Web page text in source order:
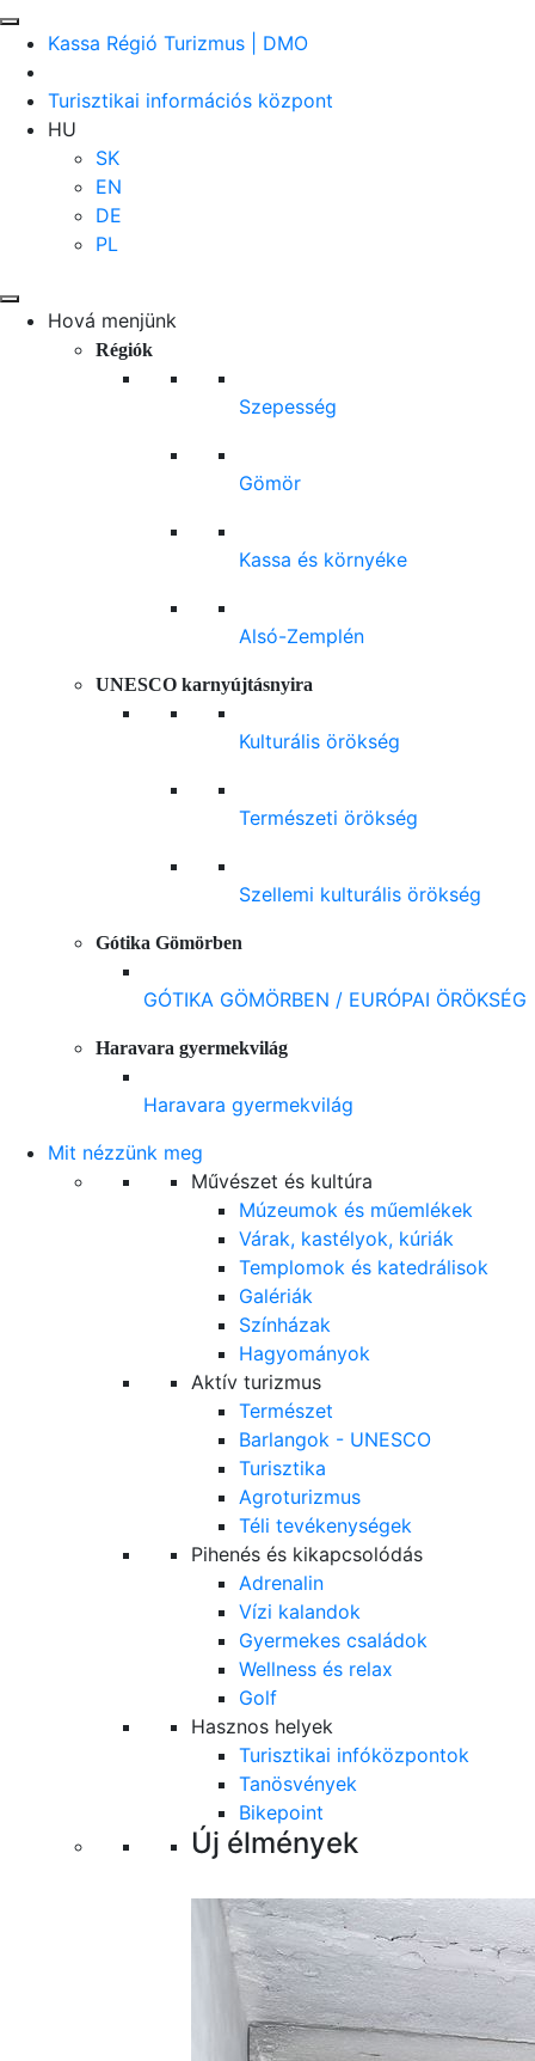
Kassa Régió Turizmus | DMO
Turisztikai információs központ
HU
SK
EN
DE
PL
Hová menjünk
Régiók
Szepesség
Gömör
Kassa és környéke
Alsó-Zemplén
UNESCO karnyújtásnyira
Kulturális örökség
Természeti örökség
Szellemi kulturális örökség
Gótika Gömörben
GÓTIKA GÖMÖRBEN / EURÓPAI ÖRÖKSÉG
Haravara gyermekvilág
Haravara gyermekvilág
Mit nézzünk meg
Művészet és kultúra
Múzeumok és műemlékek
Várak, kastélyok, kúriák
Templomok és katedrálisok
Galériák
Színházak
Hagyományok
Aktív turizmus
Természet
Barlangok - UNESCO
Turisztika
Agroturizmus
Téli tevékenységek
Pihenés és kikapcsolódás
Adrenalin
Vízi kalandok
Gyermekes családok
Wellness és relax
Golf
Hasznos helyek
Turisztikai infóközpontok
Tanösvények
Bikepoint
Új élmények